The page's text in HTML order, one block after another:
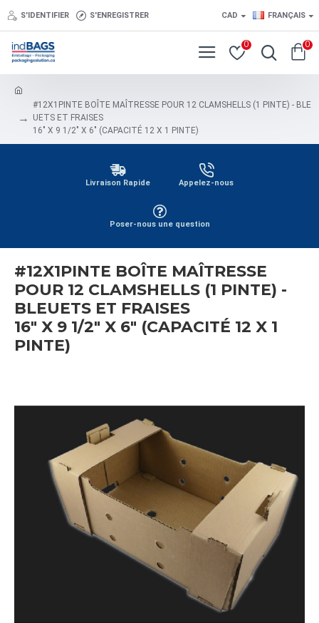
S'IDENTIFIER S'ENREGISTRER CAD FRANÇAIS
0 0
#12X1PINTE BOÎTE MAÎTRESSE POUR 12 CLAMSHELLS (1 PINTE) - BLE
UETS ET FRAISES
16" X 9 1/2" X 6" (CAPACITÉ 12 X 1 PINTE)
Livraison Rapide Appelez-nous
Poser-nous une question
#12X1PINTE BOÎTE MAÎTRESSE
POUR 12 CLAMSHELLS (1 PINTE) -
BLEUETS ET FRAISES
16" X 9 1/2" X 6" (CAPACITÉ 12 X 1
PINTE)